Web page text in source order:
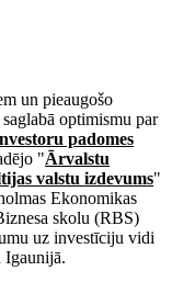
un pieaugošo
optimismu par
padomes
"Ārvalstu
valstu izdevums"
Ekonomikas
skolu (RBS)
uz investīciju vidi
Igaunijā.